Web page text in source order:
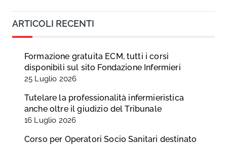
ARTICOLI RECENTI
Formazione gratuita ECM, tutti i corsi
disponibili sul sito Fondazione Infermieri
25 Luglio 2026
Tutelare la professionalità infermieristica
anche oltre il giudizio del Tribunale
16 Luglio 2026
Corso per Operatori Socio Sanitari destinato